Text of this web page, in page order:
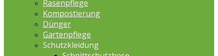
Rasenpflege
Kompostierung
Dünger
Gartenpflege
Schutzkleidung